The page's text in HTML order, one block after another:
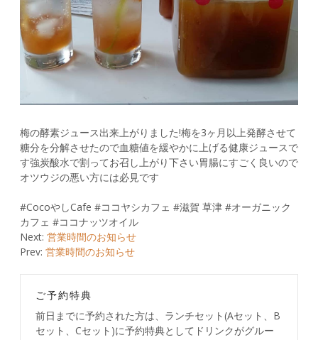
梅の酵素ジュース出来上がりました!梅を3ヶ月以上発酵させて
糖分を分解させたので血糖値を緩やかに上げる健康ジュースで
す強炭酸水で割ってお召し上がり下さい胃腸にすごく良いので
オツウジの悪い方には必見です
#CocoやしCafe #ココヤシカフェ #滋賀 草津 #オーガニック
カフェ #ココナッツオイル
Post
navigation
Next: 営業時間のお知らせ
Prev: 営業時間のお知らせ
ご予約特典
前日までに予約された方は、ランチセット(Aセット、B
セット、Cセット)に予約特典としてドリンクがグルー